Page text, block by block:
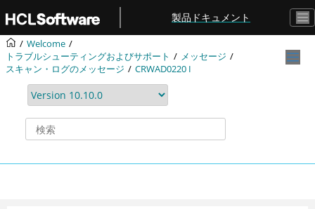
メインコンテンツにジャンプ
製品ドキュメント
Welcome
トラブルシューティングおよびサポート
メッセージ
スキャン・ログのメッセージ
CRWAD0220 I